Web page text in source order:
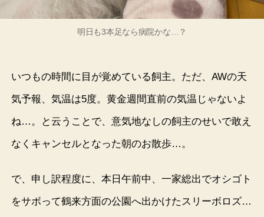
明日も3本足なら病院かな…？
いつもの時間に目が覚めている飼主。ただ、AWの天
気予報、気温は5度。黄金週間直前の気温じゃないよ
ね…。と云うことで、意気地なしの飼主のせいで敢え
なくキャンセルとなった朝のお散歩…。
で、申し訳程度に、本日午前中、一家総出でオシゴト
をサボって鶴来方面の公園へ出かけたスリーボロズ…